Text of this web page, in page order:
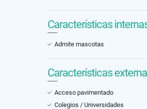
Características
Admite mascotas
Características
Acceso pavimentado
Colegios / Universidades